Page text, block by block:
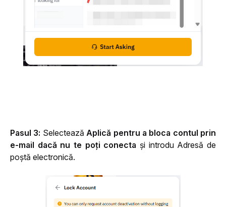
Pasul 3: Selectează Aplică pentru a bloca contul prin
e-mail dacă nu te poți conecta și introdu Adresă de
poștă electronică.